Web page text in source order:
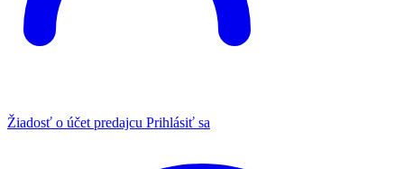
Žiadosť o účet predajcu Prihlásiť sa